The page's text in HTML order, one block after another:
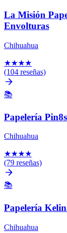
La Misión
Envolturas
Chihuahua
★★★★
(104 reseñas)
📚
Papelería Pin8s
Chihuahua
★★★★
(79 reseñas)
📚
Papelería
Chihuahua